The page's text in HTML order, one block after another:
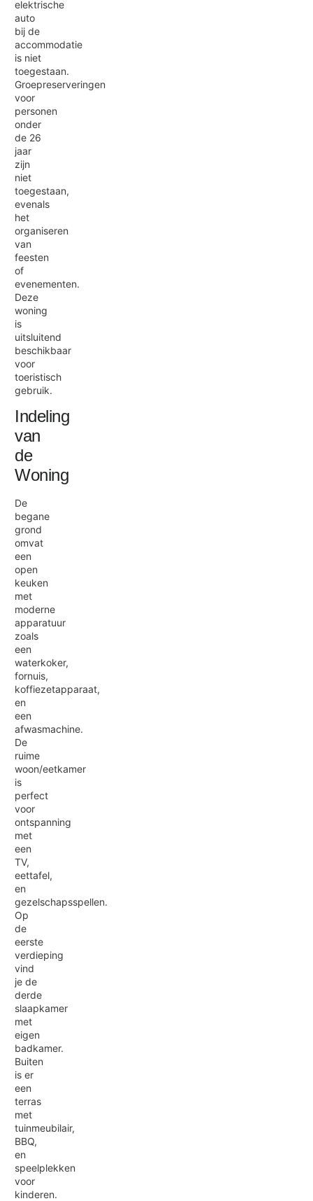
elektrische
auto
bij de
accommodatie
is niet
toegestaan.
Groepreserveringen
voor
personen
onder
de 26
jaar
zijn
niet
toegestaan,
evenals
het
organiseren
van
feesten
of
evenementen.
Deze
woning
is
uitsluitend
beschikbaar
voor
toeristisch
gebruik.
Indeling
van
de
Woning
De
begane
grond
omvat
een
open
keuken
met
moderne
apparatuur
zoals
een
waterkoker,
fornuis,
koffiezetapparaat,
en
een
afwasmachine.
De
ruime
woon/eetkamer
is
perfect
voor
ontspanning
met
een
TV,
eettafel,
en
gezelschapsspellen.
Op
de
eerste
verdieping
vind
je de
derde
slaapkamer
met
eigen
badkamer.
Buiten
is er
een
terras
met
tuinmeubilair,
BBQ,
en
speelplekken
voor
kinderen.